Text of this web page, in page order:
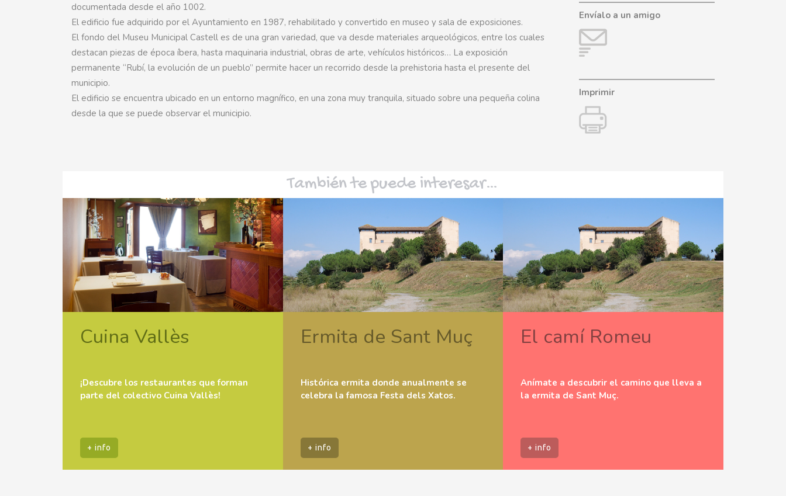
documentada desde el año 1002.
El edificio fue adquirido por el Ayuntamiento en 1987, rehabilitado y convertido en museo y sala de exposiciones.
El fondo del Museu Municipal Castell es de una gran variedad, que va desde materiales arqueológicos, entre los cuales
destacan piezas de época íbera, hasta maquinaria industrial, obras de arte, vehículos históricos… La exposición
permanente “Rubí, la evolución de un pueblo” permite hacer un recorrido desde la prehistoria hasta el presente del
municipio.
El edificio se encuentra ubicado en un entorno magnífico, en una zona muy tranquila, situado sobre una pequeña colina
desde la que se puede observar el municipio.
Envíalo a un amigo
Imprimir
También te puede interesar…
Cuina Vallès
¡Descubre los restaurantes que forman
parte del colectivo Cuina Vallès!
+ info
Ermita de Sant Muç
Histórica ermita donde anualmente se
celebra la famosa Festa dels Xatos.
+ info
El camí Romeu
Anímate a descubrir el camino que lleva a
la ermita de Sant Muç.
+ info